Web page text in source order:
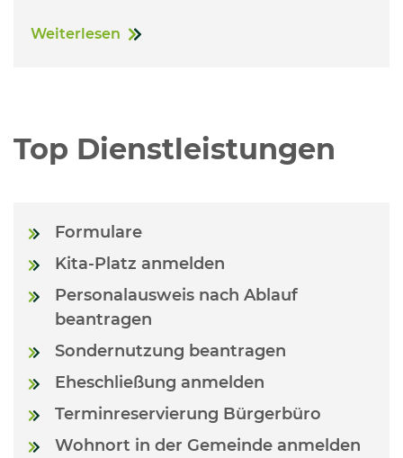
Weiterlesen
Top Dienstleistungen
Formulare
Kita-Platz anmelden
Personalausweis nach Ablauf
beantragen
Sondernutzung beantragen
Eheschließung anmelden
Terminreservierung Bürgerbüro
Wohnort in der Gemeinde anmelden